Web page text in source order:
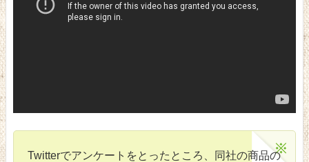
Twitterでアンケートをとったところ、同社の商品の